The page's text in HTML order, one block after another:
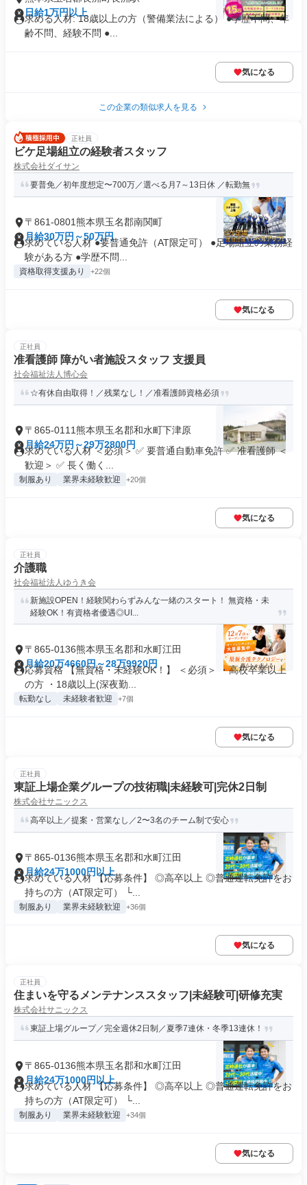
日給1万円以上
求める人材: 18歳以上の方（警備業法による） ●学歴不問、年
齢不問、経験不問 ●...
気になる
この企業の類似求人を見る
正社員
ビケ足場組立の経験者スタッフ
株式会社ダイサン
要普免／初年度想定〜700万／選べる月7～13日休 ／転勤無
〒861-0801熊本県玉名郡南関町
月給30万円～50万円
求めている人材 ●要普通免許（AT限定可） ●足場組立の業務経
験がある方 ●学歴不問...
資格取得支援あり +22個
気になる
正社員
准看護師 障がい者施設スタッフ 支援員
社会福祉法人博心会
☆有休自由取得！／残業なし！／准看護師資格必須
〒865-0111熊本県玉名郡和水町下津原
月給24万円～29万2800円
求めている人材 ＜必須＞ ✅ 要普通自動車免許 ✅ 准看護師 ＜
歓迎＞ ✅ 長く働く...
制服あり 業界未経験歓迎 +20個
気になる
正社員
介護職
社会福祉法人ゆうき会
新施設OPEN！経験関わらずみんな一緒のスタート！ 無資格・未
経験OK！有資格者優遇◎UI...
〒865-0136熊本県玉名郡和水町江田
月給20万4660円～28万9920円
応募資格 【無資格・未経験OK！】 ＜必須＞ ・高校卒業以上
の方 ・18歳以上(深夜勤...
転勤なし 未経験者歓迎 +7個
気になる
正社員
東証上場企業グループの技術職|未経験可|完休2日制
株式会社サニックス
高卒以上／提案・営業なし／2〜3名のチーム制で安心
〒865-0136熊本県玉名郡和水町江田
月給24万1000円以上
求めている人材 【応募条件】 ◎高卒以上 ◎普通運転免許をお
持ちの方（AT限定可） └...
制服あり 業界未経験歓迎 +36個
気になる
正社員
住まいを守るメンテナンススタッフ|未経験可|研修充実
株式会社サニックス
東証上場グループ／完全週休2日制／夏季7連休・冬季13連休！
〒865-0136熊本県玉名郡和水町江田
月給24万1000円以上
求めている人材 【応募条件】 ◎高卒以上 ◎普通運転免許をお
持ちの方（AT限定可） └...
制服あり 業界未経験歓迎 +34個
気になる